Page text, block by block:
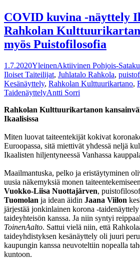
COVID kuvina -näyttely
Rahkolan
myös Puistofilosofia
1.7.2020YleinenAktiivinen Pohjois-
Iloiset Taiteilijat, Juhlatalo Rahkola,
Kesänäyttely, Rahkolan Kulttuurikartano,
TaidenäyttelyAntti Sorri
Rahkolan Kulttuurikartanon
Ikaalisissa
Miten luovat taiteentekijät kokivat
Euroopassa, sitä miettivät yhdessä neljä
Ikaalisten hiljentyneessä Vanhassa
Maailmantuska, pelko ja eristäytyminen
uusia näkemyksiä monen
Vuokko-Liisa Nuottajärven,
Tuomolan ja idean äidin Jaana Viilon
järjestää jonkinlainen korona -
taideyhteisön kanssa. Ja niin syntyi
ToinenAalto. Sattui vielä niin, että
taideyhdistyksen kesänäyttely oli juuri
kaupungin kanssa neuvoteltiin nopealla
kuntoon.